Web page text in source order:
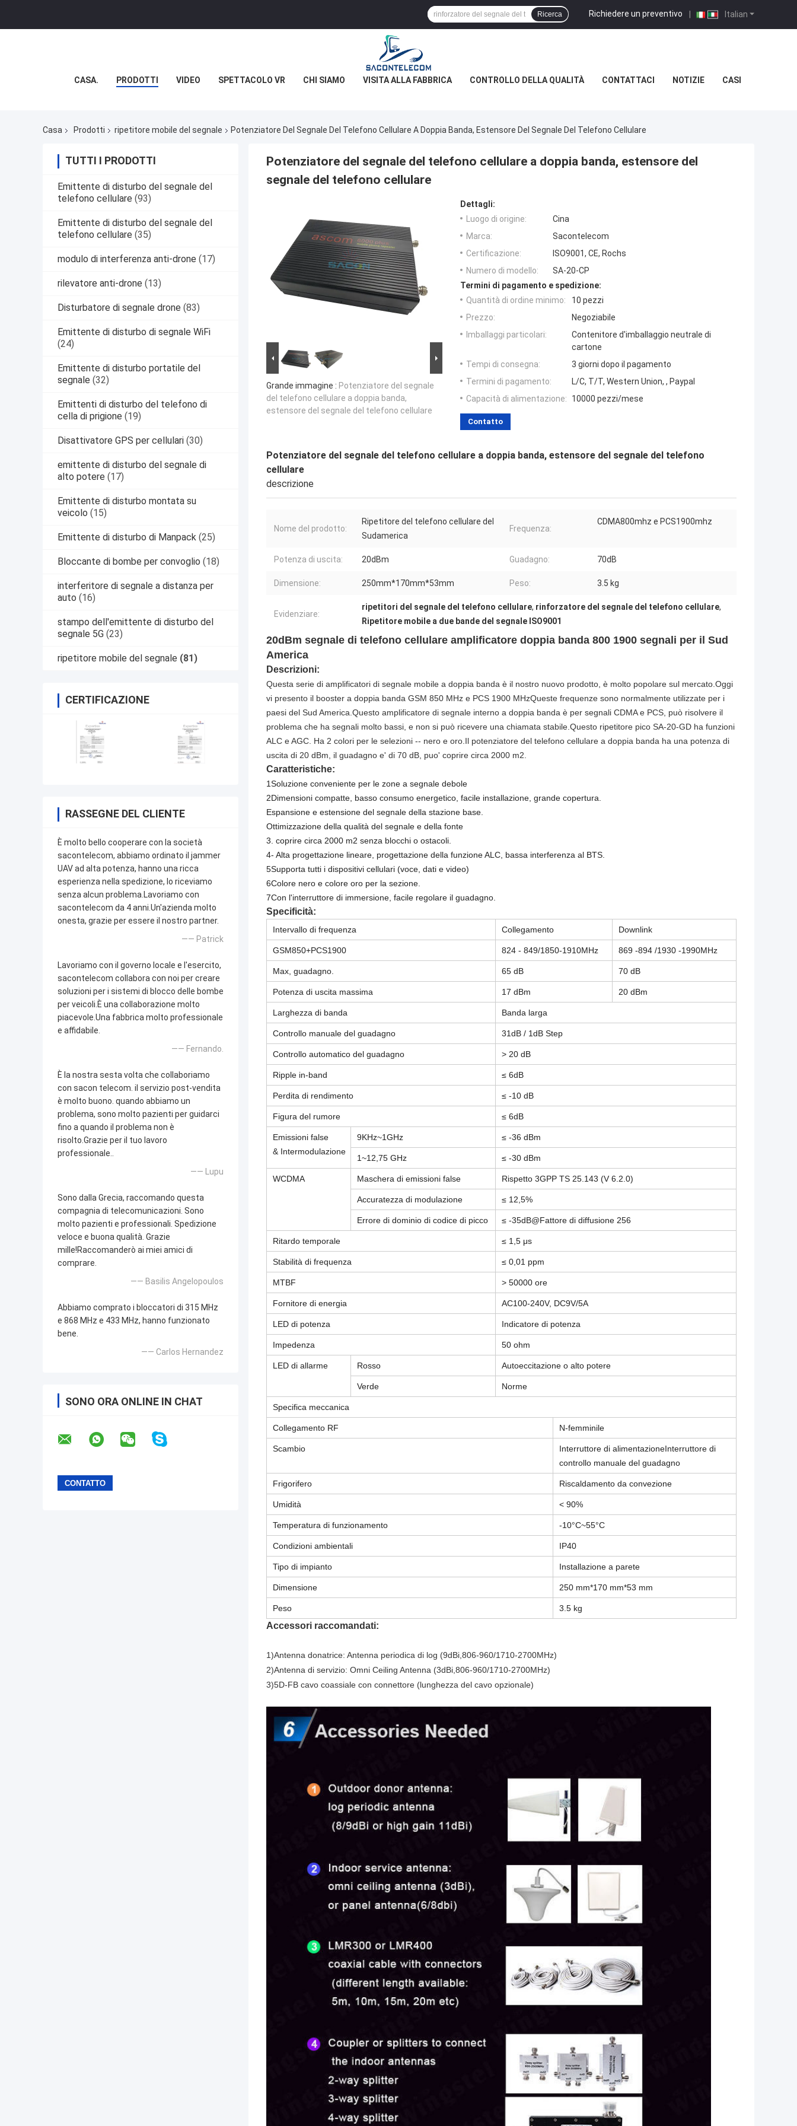
Italian
Richiedere un preventivo |
Ricerca
CASA. PRODOTTI VIDEO SPETTACOLO VR CHI SIAMO VISITA ALLA FABBRICA CONTROLLO DELLA QUALITÀ CONTATTACI NOTIZIE CASI
Casa Prodotti ripetitore mobile del segnale Potenziatore Del Segnale Del Telefono Cellulare A Doppia Banda, Estensore Del Segnale Del Telefono Cellulare
TUTTI I PRODOTTI
Emittente di disturbo del segnale del
telefono cellulare (93)
Emittente di disturbo del segnale del
telefono cellulare (35)
modulo di interferenza anti-drone (17)
rilevatore anti-drone (13)
Disturbatore di segnale drone (83)
Emittente di disturbo di segnale WiFi
(24)
Emittente di disturbo portatile del
segnale (32)
Emittenti di disturbo del telefono di
cella di prigione (19)
Disattivatore GPS per cellulari (30)
emittente di disturbo del segnale di
alto potere (17)
Emittente di disturbo montata su
veicolo (15)
Emittente di disturbo di Manpack (25)
Bloccante di bombe per convoglio (18)
interferitore di segnale a distanza per
auto (16)
stampo dell'emittente di disturbo del
segnale 5G (23)
ripetitore mobile del segnale (81)
CERTIFICAZIONE
RASSEGNE DEL CLIENTE
È molto bello cooperare con la società
sacontelecom, abbiamo ordinato il jammer
UAV ad alta potenza, hanno una ricca
esperienza nella spedizione, lo riceviamo
senza alcun problema.Lavoriamo con
sacontelecom da 4 anni.Un'azienda molto
onesta, grazie per essere il nostro partner.
—— Patrick
Lavoriamo con il governo locale e l'esercito,
sacontelecom collabora con noi per creare
soluzioni per i sistemi di blocco delle bombe
per veicoli.È una collaborazione molto
piacevole.Una fabbrica molto professionale
e affidabile.
—— Fernando.
È la nostra sesta volta che collaboriamo
con sacon telecom. il servizio post-vendita
è molto buono. quando abbiamo un
problema, sono molto pazienti per guidarci
fino a quando il problema non è
risolto.Grazie per il tuo lavoro
professionale..
—— Lupu
Sono dalla Grecia, raccomando questa
compagnia di telecomunicazioni. Sono
molto pazienti e professionali. Spedizione
veloce e buona qualità. Grazie
mille!Raccomanderò ai miei amici di
comprare.
—— Basilis Angelopoulos
Abbiamo comprato i bloccatori di 315 MHz
e 868 MHz e 433 MHz, hanno funzionato
bene.
—— Carlos Hernandez
SONO ORA ONLINE IN CHAT
Potenziatore del segnale del telefono cellulare a doppia banda, estensore del
segnale del telefono cellulare
Grande immagine : Potenziatore del segnale
del telefono cellulare a doppia banda,
estensore del segnale del telefono cellulare
Dettagli:
Luogo di origine:
Cina
Marca:
Sacontelecom
Certificazione:
ISO9001, CE, Rochs
Numero di modello:
SA-20-CP
Termini di pagamento e spedizione:
Quantità di ordine minimo:
10 pezzi
Prezzo:
Negoziabile
Imballaggi particolari:
Contenitore d'imballaggio neutrale di
cartone
Tempi di consegna:
3 giorni dopo il pagamento
Termini di pagamento:
L/C, T/T, Western Union, , Paypal
Capacità di alimentazione:
10000 pezzi/mese
Contatto
Potenziatore del segnale del telefono cellulare a doppia banda, estensore del segnale del telefono
cellulare
descrizione
Nome del prodotto:
Ripetitore del telefono cellulare del
Sudamerica
Frequenza:
CDMA800mhz e PCS1900mhz
Potenza di uscita: 20dBm Guadagno: 70dB
Dimensione: 250mm*170mm*53mm Peso: 3.5 kg
Evidenziare:
ripetitori del segnale del telefono cellulare, rinforzatore del segnale del telefono cellulare,
Ripetitore mobile a due bande del segnale ISO9001
20dBm segnale di telefono cellulare amplificatore doppia banda 800 1900 segnali per il Sud
America
Descrizioni:
Questa serie di amplificatori di segnale mobile a doppia banda è il nostro nuovo prodotto, è molto popolare sul mercato.Oggi
vi presento il booster a doppia banda GSM 850 MHz e PCS 1900 MHzQueste frequenze sono normalmente utilizzate per i
paesi del Sud America.Questo amplificatore di segnale interno a doppia banda è per segnali CDMA e PCS, può risolvere il
problema che ha segnali molto bassi, e non si può ricevere una chiamata stabile.Questo ripetitore pico SA-20-GD ha funzioni
ALC e AGC. Ha 2 colori per le selezioni -- nero e oro.Il potenziatore del telefono cellulare a doppia banda ha una potenza di
uscita di 20 dBm, il guadagno e' di 70 dB, puo' coprire circa 2000 m2.
Caratteristiche:
1Soluzione conveniente per le zone a segnale debole
2Dimensioni compatte, basso consumo energetico, facile installazione, grande copertura.
Espansione e estensione del segnale della stazione base.
Ottimizzazione della qualità del segnale e della fonte
3. coprire circa 2000 m2 senza blocchi o ostacoli.
4- Alta progettazione lineare, progettazione della funzione ALC, bassa interferenza al BTS.
5Supporta tutti i dispositivi cellulari (voce, dati e video)
6Colore nero e colore oro per la sezione.
7Con l'interruttore di immersione, facile regolare il guadagno.
Specificità:
Intervallo di frequenza Collegamento Downlink
GSM850+PCS1900 824 - 849/1850-1910MHz 869 -894 /1930 -1990MHz
Max, guadagno. 65 dB 70 dB
Potenza di uscita massima 17 dBm 20 dBm
Larghezza di banda Banda larga
Controllo manuale del guadagno 31dB / 1dB Step
Controllo automatico del guadagno > 20 dB
Ripple in-band ≤ 6dB
Perdita di rendimento ≤ -10 dB
Figura del rumore ≤ 6dB
Emissioni false
& Intermodulazione
9KHz~1GHz ≤ -36 dBm
1~12,75 GHz ≤ -30 dBm
WCDMA Maschera di emissioni false Rispetto 3GPP TS 25.143 (V 6.2.0)
Accuratezza di modulazione ≤ 12,5%
Errore di dominio di codice di picco ≤ -35dB@Fattore di diffusione 256
Ritardo temporale ≤ 1,5 μs
Stabilità di frequenza ≤ 0,01 ppm
MTBF > 50000 ore
Fornitore di energia AC100-240V, DC9V/5A
LED di potenza Indicatore di potenza
Impedenza 50 ohm
LED di allarme Rosso Autoeccitazione o alto potere
Verde Norme
Specifica meccanica
Collegamento RF N-femminile
Scambio
Interruttore di alimentazioneInterruttore di
controllo manuale del guadagno
Frigorifero Riscaldamento da convezione
Umidità < 90%
Temperatura di funzionamento -10°C~55°C
Condizioni ambientali IP40
Tipo di impianto Installazione a parete
Dimensione 250 mm*170 mm*53 mm
Peso 3.5 kg
Accessori raccomandati:
1)Antenna donatrice: Antenna periodica di log (9dBi,806-960/1710-2700MHz)
2)Antenna di servizio: Omni Ceiling Antenna (3dBi,806-960/1710-2700MHz)
3)5D-FB cavo coassiale con connettore (lunghezza del cavo opzionale)